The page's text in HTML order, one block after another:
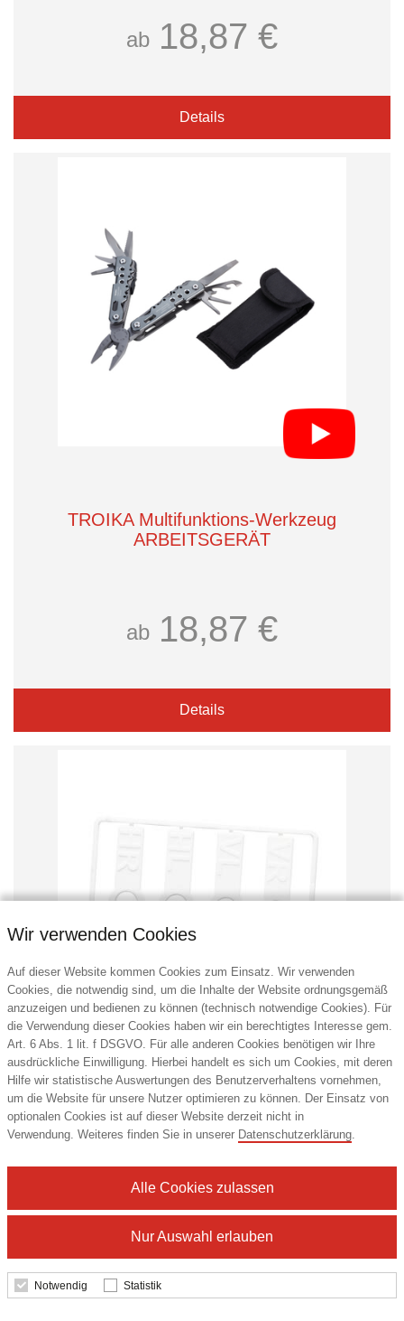
ab 18,87 €
Details
TROIKA Multifunktions-Werkzeug
ARBEITSGERÄT
ab 18,87 €
Details
Reifenmarkierset "Car"
elasto Promotion for Life
ab 0,35 €
Details
Wir verwenden Cookies
Auf dieser Website kommen Cookies zum Einsatz. Wir verwenden
Cookies, die notwendig sind, um die Inhalte der Website ordnungsgemäß
anzuzeigen und bedienen zu können (technisch notwendige Cookies). Für
die Verwendung dieser Cookies haben wir ein berechtigtes Interesse gem.
Art. 6 Abs. 1 lit. f DSGVO. Für alle anderen Cookies benötigen wir Ihre
ausdrückliche Einwilligung. Hierbei handelt es sich um Cookies, mit deren
Hilfe wir statistische Auswertungen des Benutzerverhaltens vornehmen,
um die Website für unsere Nutzer optimieren zu können. Der Einsatz von
optionalen Cookies ist auf dieser Website derzeit nicht in
Verwendung. Weiteres finden Sie in unserer Datenschutzerklärung.
Nur Auswahl erlauben
Alle Cookies zulassen
Notwendig Statistik